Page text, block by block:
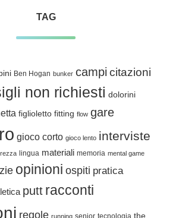
TAG
Ben Hogan bunker campi citazioni
non richiesti dolorini
figlioletto fitting flow gare
gioco corto gioco lento interviste
lingua materiali memoria mental game
opinioni ospiti pratica
putt racconti
regole running senior tecnologia the